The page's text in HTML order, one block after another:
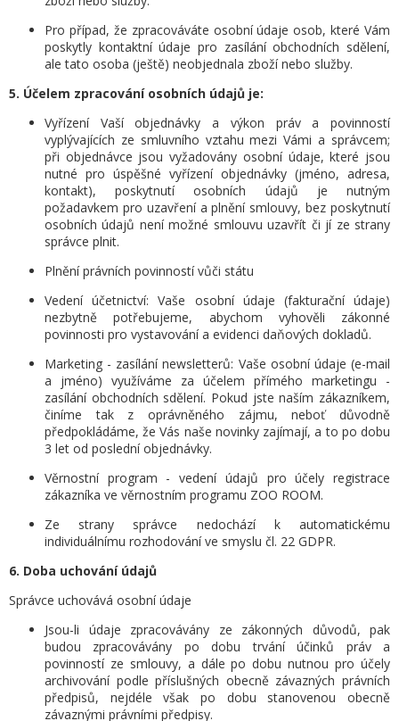
Pro případ, že zpracováváte osobní údaje osob, které Vám
poskytly kontaktní údaje pro zasílání obchodních sdělení,
ale tato osoba (ještě) neobjednala zboží nebo služby.
5. Účelem zpracování osobních údajů je:
Vyřízení Vaší objednávky a výkon práv a povinností
vyplývajících ze smluvního vztahu mezi Vámi a správcem;
při objednávce jsou vyžadovány osobní údaje, které jsou
nutné pro úspěšné vyřízení objednávky (jméno, adresa,
kontakt), poskytnutí osobních údajů je nutným
požadavkem pro uzavření a plnění smlouvy, bez poskytnutí
osobních údajů není možné smlouvu uzavřít či jí ze strany
správce plnit.
Plnění právních povinností vůči státu
Vedení účetnictví: Vaše osobní údaje (fakturační údaje)
nezbytně potřebujeme, abychom vyhověli zákonné
povinnosti pro vystavování a evidenci daňových dokladů.
Marketing - zasílání newsletterů: Vaše osobní údaje (e-mail
a jméno) využíváme za účelem přímého marketingu -
zasílání obchodních sdělení. Pokud jste naším zákazníkem,
činíme tak z oprávněného zájmu, neboť důvodně
předpokládáme, že Vás naše novinky zajímají, a to po dobu
3 let od poslední objednávky.
Věrnostní program - vedení údajů pro účely registrace
zákazníka ve věrnostním programu ZOO ROOM.
Ze strany správce nedochází k automatickému
individuálnímu rozhodování ve smyslu čl. 22 GDPR.
6. Doba uchování údajů
Správce uchovává osobní údaje
Jsou-li údaje zpracovávány ze zákonných důvodů, pak
budou zpracovávány po dobu trvání účinků práv a
povinností ze smlouvy, a dále po dobu nutnou pro účely
archivování podle příslušných obecně závazných právních
předpisů, nejdéle však po dobu stanovenou obecně
závaznými právními předpisy.